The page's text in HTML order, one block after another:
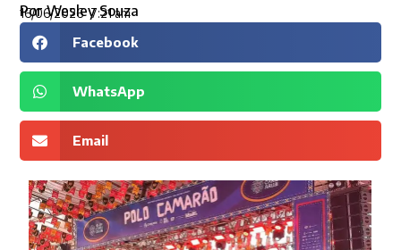
PorWesley Souza
16/06/2026 7:21 am
Facebook
WhatsApp
Email